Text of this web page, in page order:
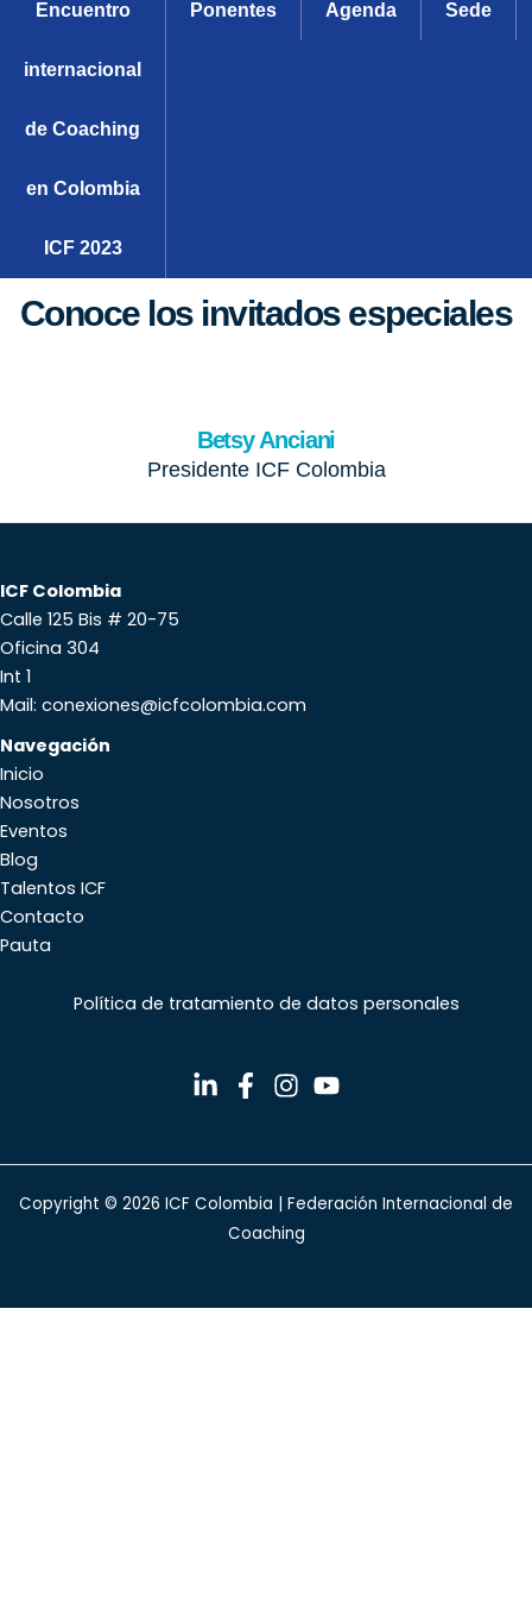
Encuentro
internacional
de Coaching
en Colombia
ICF 2023
Ponentes Agenda Sede
Conoce los invitados especiales
Betsy Anciani
Presidente ICF Colombia
ICF Colombia
Calle 125 Bis # 20-75
Oficina 304
Int 1
Mail: conexiones@icfcolombia.com
Navegación
Inicio
Nosotros
Eventos
Blog
Talentos ICF
Contacto
Pauta
Política de tratamiento de datos personales
Copyright © 2026 ICF Colombia | Federación Internacional de
Coaching